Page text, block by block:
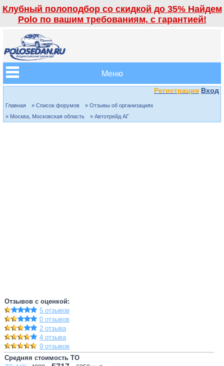
Клубный полоподбор со скидкой до 35% Найдем
Polo по вашим требованиям, с гарантией!
Меню
Регистрация Вход
Главная » Список форумов
» Отзывы об организациях
» Москва, Московская область
» Автотрейд АГ
Отзывов с оценкой:
5 отзывов
0 отзывов
2 отзыва
4 отзыва
9 отзывов
Средняя стоимость ТО